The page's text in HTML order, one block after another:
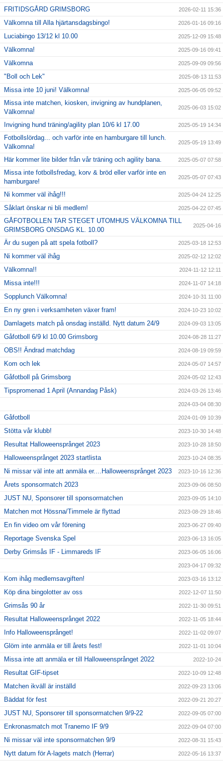
FRITIDSGÅRD GRIMSBORG 2026-02-11 15:36
Välkomna till Alla hjärtansdagsbingo! 2026-01-16 09:16
Luciabingo 13/12 kl 10.00 2025-12-09 15:48
Välkomna! 2025-09-16 09:41
Välkomna 2025-09-09 09:56
"Boll och Lek" 2025-08-13 11:53
Missa inte 10 juni! Välkomna! 2025-06-05 09:52
Missa inte matchen, kiosken, invigning av hundplanen,
Välkomna!
2025-06-03 15:02
Invigning hund träning/agility plan 10/6 kl 17.00 2025-05-19 14:34
Fotbollslördag... och varför inte en hamburgare till lunch.
Välkomna!
2025-05-19 13:49
Här kommer lite bilder från vår träning och agility bana. 2025-05-07 07:58
Missa inte fotbollsfredag, korv & bröd eller varför inte en
hamburgare!
2025-05-07 07:43
Ni kommer väl ihåg!!! 2025-04-24 12:25
Såklart önskar ni bli medlem! 2025-04-22 07:45
GÅFOTBOLLEN TAR STEGET UTOMHUS VÄLKOMNA TILL
GRIMSBORG ONSDAG KL. 10.00
2025-04-16
Är du sugen på att spela fotboll? 2025-03-18 12:53
Ni kommer väl ihåg 2025-02-12 12:02
Välkomna!! 2024-11-12 12:11
Missa inte!!! 2024-11-07 14:18
Sopplunch Välkomna! 2024-10-31 11:00
En ny gren i verksamheten växer fram! 2024-10-23 10:02
Damlagets match på onsdag inställd. Nytt datum 24/9 2024-09-03 13:05
Gåfotboll 6/9 kl 10.00 Grimsborg 2024-08-28 11:27
OBS!! Ändrad matchdag 2024-08-19 09:59
Kom och lek 2024-05-07 14:57
Gåfotboll på Grimsborg 2024-05-02 12:43
Tipspromenad 1 April (Annandag Påsk) 2024-03-26 13:46
2024-03-04 08:30
Gåfotboll 2024-01-09 10:39
Stötta vår klubb! 2023-10-30 14:48
Resultat Halloweensprånget 2023 2023-10-28 18:50
Halloweensprånget 2023 startlista 2023-10-24 08:35
Ni missar väl inte att anmäla er....Halloweensprånget 2023 2023-10-16 12:36
Årets sponsormatch 2023 2023-09-06 08:50
JUST NU, Sponsorer till sponsormatchen 2023-09-05 14:10
Matchen mot Hössna/Timmele är flyttad 2023-08-29 18:46
En fin video om vår förening 2023-06-27 09:40
Reportage Svenska Spel 2023-06-13 16:05
Derby Grimsås IF - Limmareds IF 2023-06-05 16:06
2023-04-17 09:32
Kom ihåg medlemsavgiften! 2023-03-16 13:12
Köp dina bingolotter av oss 2022-12-07 11:50
Grimsås 90 år 2022-11-30 09:51
Resultat Halloweensprånget 2022 2022-11-05 18:44
Info Halloweensprånget! 2022-11-02 09:07
Glöm inte anmäla er till årets fest! 2022-11-01 10:04
Missa inte att anmäla er till Halloweensprånget 2022 2022-10-24
Resultat GIF-tipset 2022-10-09 12:48
Matchen ikväll är inställd 2022-09-23 13:06
Bäddat för fest 2022-09-21 20:27
JUST NU, Sponsorer till sponsormatchen 9/9-22 2022-09-05 07:00
Enkronasmatch mot Tranemo IF 9/9 2022-09-04 07:00
Ni missar väl inte sponsormatchen 9/9 2022-08-31 15:43
Nytt datum för A-lagets match (Herrar) 2022-05-16 13:37